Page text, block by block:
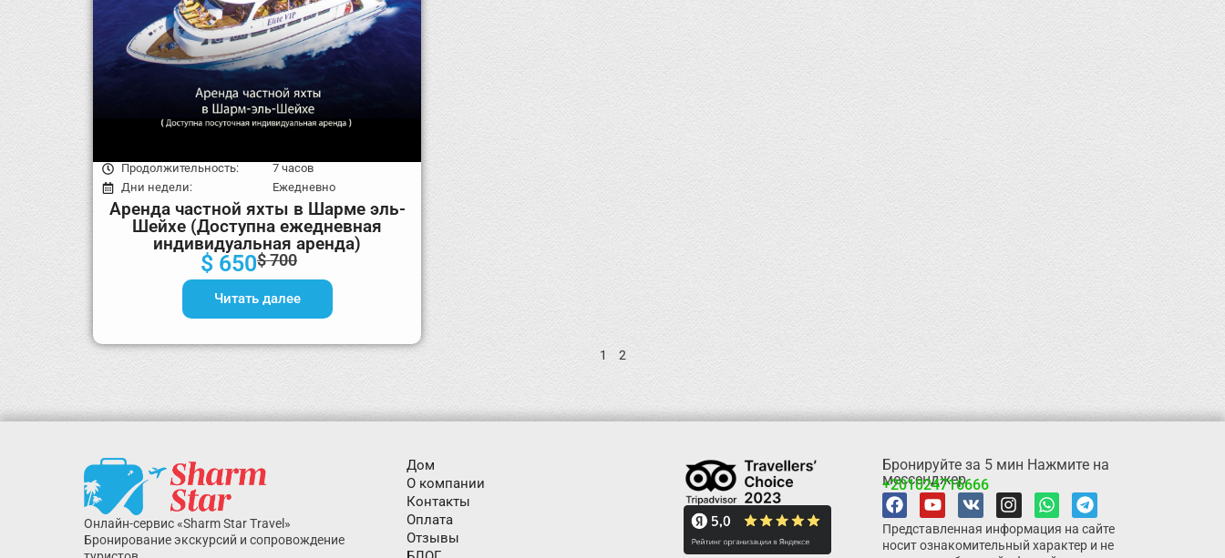
Продолжительность:
Дни недели:
7 часов
Ежедневно
Аренда частной яхты в Шарме эль-
Шейхе (Доступна ежедневная
индивидуальная аренда)
$ 650$ 700
Читать далее
1 2
Онлайн-сервис «Sharm Star Travel»
Бронирование экскурсий и сопровождение
Дом
О компании
Контакты
Оплата
Отзывы
Бронируйте за 5 мин Нажмите на
мессенджер
+201024716666
Представленная информация на сайте
носит ознакомительный характер и не